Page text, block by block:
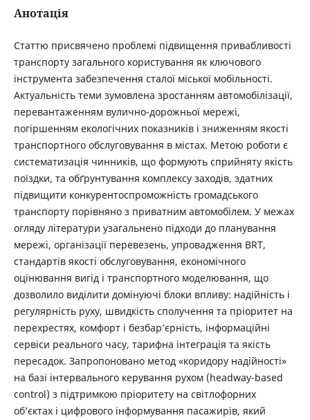
Анотація
Статтю присвячено проблемі підвищення привабливості
транспорту загального користування як ключового
інструмента забезпечення сталої міської мобільності.
Актуальність теми зумовлена зростанням автомобілізації,
перевантаженням вулично-дорожньої мережі,
погіршенням екологічних показників і зниженням якості
транспортного обслуговування в містах. Метою роботи є
систематизація чинників, що формують сприйняту якість
поїздки, та обґрунтування комплексу заходів, здатних
підвищити конкурентоспроможність громадського
транспорту порівняно з приватним автомобілем. У межах
огляду літератури узагальнено підходи до планування
мережі, організації перевезень, упровадження BRT,
стандартів якості обслуговування, економічного
оцінювання вигід і транспортного моделювання, що
дозволило виділити домінуючі блоки впливу: надійність і
регулярність руху, швидкість сполучення та пріоритет на
перехрестях, комфорт і безбар’єрність, інформаційні
сервіси реального часу, тарифна інтеграція та якість
пересадок. Запропоновано метод «коридору надійності»
на базі інтервального керування рухом (headway-based
control) з підтримкою пріоритету на світлофорних
об’єктах і цифрового інформування пасажирів, який